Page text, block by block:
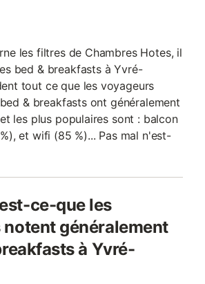
les filtres de Chambres Hotes, il
bed & breakfasts à Yvré-
tout ce que les voyageurs
& breakfasts ont généralement
les plus populaires sont : balcon
et wifi (85 %)... Pas mal n'est-
ce-que les
généralement
à Yvré-